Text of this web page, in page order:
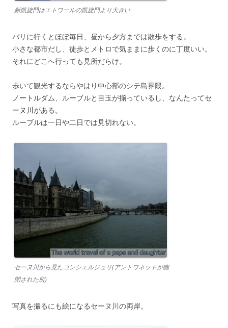
新凱旋門はエトワールの凱旋門より大きい
パリに行くとほぼ毎日、昼から夕方までは散歩をする。
小さな都市だし、徒歩とメトロで気ままに歩くのに丁度いい。
それにどこへ行っても見所だらけ。
歩いて観光するならやはり中心部のシテ島界隈。
ノートルダム、ルーブルと目玉が揃っているし、なんたってセ
ーヌ川がある。
ルーブルは一日や二日では見切れない。
セーヌ川から見たコンシエルジュリ(アントワネットが幽
閉された所)
写真を撮るにも絵になるセーヌ川の両岸。